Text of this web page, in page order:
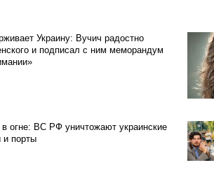
Украину: Вучич радостно
и подписал с ним меморандум
огне: ВС РФ уничтожают украинские
и порты